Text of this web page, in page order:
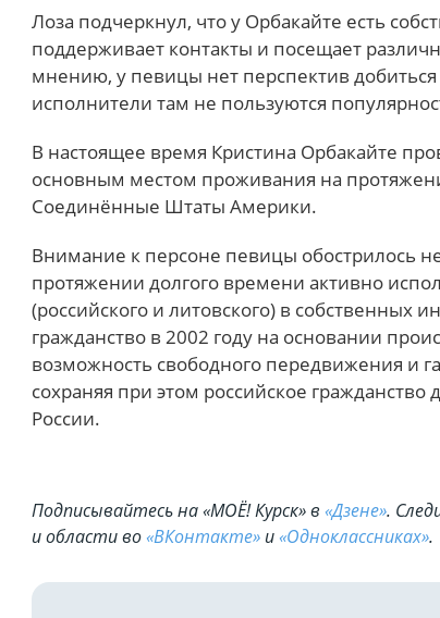
Лоза подчеркнул, что у Орбакайте есть
поддерживает контакты и посещает
мнению, у певицы нет перспектив добиться
исполнители там не пользуются
В настоящее время Кристина Орбакайте
основным местом проживания на
Соединённые Штаты Америки.
Внимание к персоне певицы обострилось
протяжении долгого времени активно
(российского и литовского) в собственных
гражданство в 2002 году на основании
возможность свободного передвижения и
сохраняя при этом российское
России.
Подписывайтесь на «МОЁ! Курск» в «Дзене».
и области во«ВКонтакте» и«Одноклассниках».